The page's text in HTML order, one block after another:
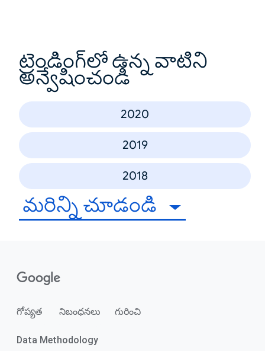
ట్రెండింగ్‌లో ఉన్న వాటిని
అన్వేషించండి
2020
2019
2018
మరిన్ని చూడండి
గోప్యత నిబంధనలు గురించి
Data Methodology